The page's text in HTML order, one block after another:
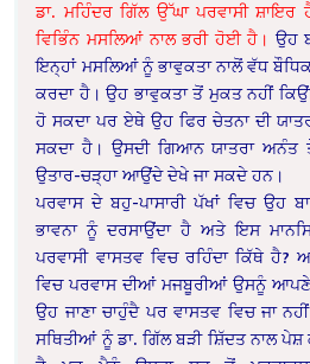
ਡਾ. ਮਹਿੰਦਰ ਗਿੱਲ ਉੱਘਾ ਪਰਵਾਸੀ ਸ਼ਾਇਰ
ਵਿਭਿੰਨ ਮਸਲਿਆਂ ਨਾਲ ਭਰੀ ਹੋਈ ਹੈ। ਉਹ
ਇਨ੍ਹਾਂ ਮਸਲਿਆਂ ਨੂੰ ਭਾਵੁਕਤਾ ਨਾਲੋਂ ਵੱਧ
ਕਰਦਾ ਹੈ। ਉਹ ਭਾਵੁਕਤਾ ਤੋਂ ਮੁਕਤ ਨਹੀਂ
ਹੋ ਸਕਦਾ ਪਰ ਏਥੇ ਉਹ ਫਿਰ ਚੇਤਨਾ ਦੀ
ਸਕਦਾ ਹੈ। ਉਸਦੀ ਗਿਆਨ ਯਾਤਰਾ ਅਨੰਤ
ਉਤਾਰ-ਚੜ੍ਹਾ ਆਉਂਦੇ ਦੇਖੇ ਜਾ ਸਕਦੇ ਹਨ।
ਪਰਵਾਸ ਦੇ ਬਹੁ-ਪਾਸਾਰੀ ਪੱਖਾਂ ਵਿਚ ਉਹ
ਭਾਵਨਾ ਨੂੰ ਦਰਸਾਉਂਦਾ ਹੈ ਅਤੇ ਇਸ
ਪਰਵਾਸੀ ਵਾਸਤਵ ਵਿਚ ਰਹਿੰਦਾ ਕਿੱਥੇ
ਵਿਚ ਪਰਵਾਸ ਦੀਆਂ ਮਜਬੂਰੀਆਂ ਉਸਨੂੰ ਆਪਣੇ
ਉਹ ਜਾਣਾ ਚਾਹੁੰਦੈ ਪਰ ਵਾਸਤਵ ਵਿਚ ਜਾ
ਸਥਿਤੀਆਂ ਨੂੰ ਡਾ. ਗਿੱਲ ਬੜੀ ਸ਼ਿੱਦਤ ਨਾਲ